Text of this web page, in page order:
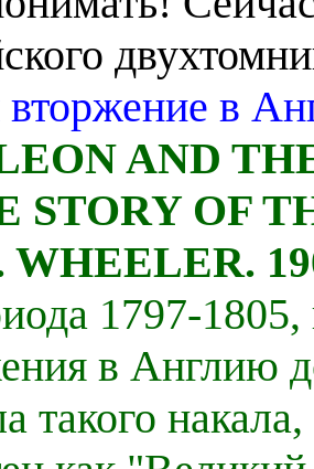
вторжение в
AND
STORY OF
WHEELER.
1797-1805,
в Англию
такого